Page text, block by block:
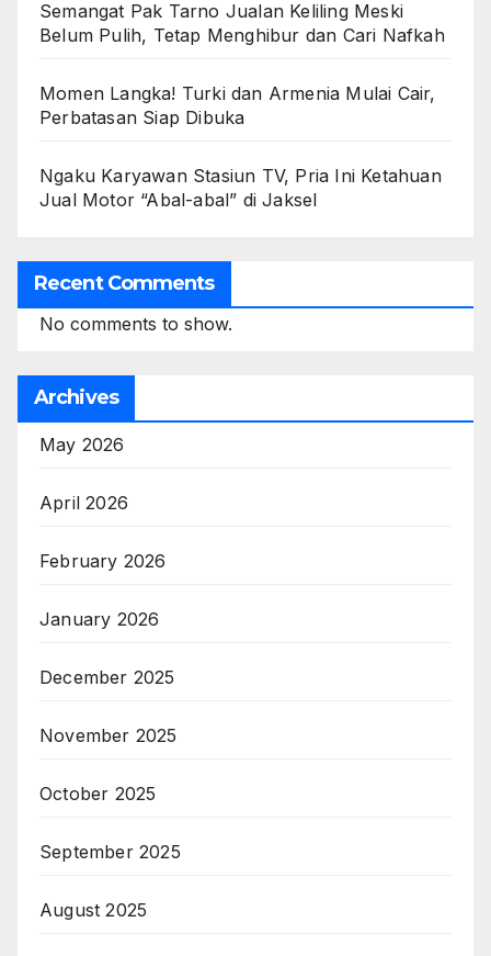
Semangat Pak Tarno Jualan Keliling Meski
Belum Pulih, Tetap Menghibur dan Cari Nafkah
Momen Langka! Turki dan Armenia Mulai Cair,
Perbatasan Siap Dibuka
Ngaku Karyawan Stasiun TV, Pria Ini Ketahuan
Jual Motor “Abal-abal” di Jaksel
Recent Comments
No comments to show.
Archives
May 2026
April 2026
February 2026
January 2026
December 2025
November 2025
October 2025
September 2025
August 2025